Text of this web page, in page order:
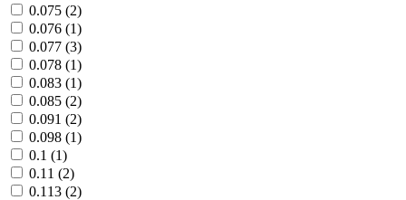
0.075 (2)
0.076 (1)
0.077 (3)
0.078 (1)
0.083 (1)
0.085 (2)
0.091 (2)
0.098 (1)
0.1 (1)
0.11 (2)
0.113 (2)